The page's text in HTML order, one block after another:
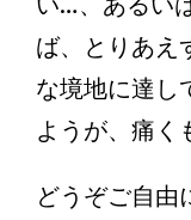
ば、とりあえ
な境地に達し
ようが、痛く
どうぞご自由